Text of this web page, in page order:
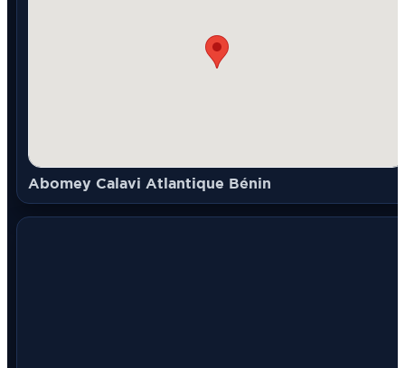
Abomey Calavi Atlantique Bénin